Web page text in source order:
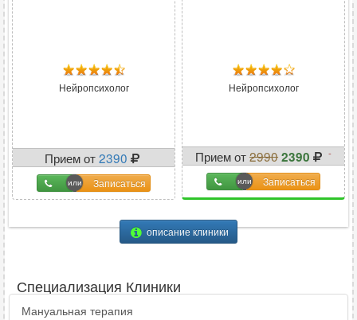
Нейропсихолог
Прием от2390
Записаться
Нейропсихолог
Прием от29902390 -
20%
Записаться
описание клиники
Специализация Клиники
Мануальная терапия